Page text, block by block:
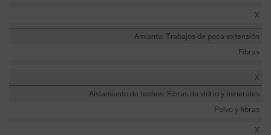
X
Amianto: Trabajos de poca extensión
Fibras
X
Aislamiento de techos: Fibras de vidrio y minerales
Polvo y fibras
X